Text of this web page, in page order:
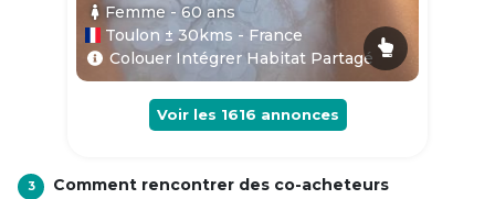
Femme - 60ans
Toulon ± 30kms - France
Colouer Intégrer Habitat Partagé
Voir les 1616 annonces
3
Comment rencontrer des co-acheteurs